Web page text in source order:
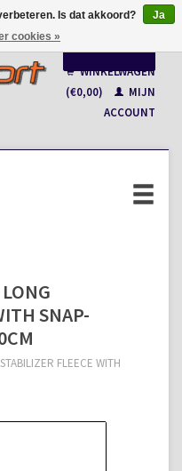
Français
WINKELWAGEN
(€0,00)
MIJN
ACCOUNT
SNAP-
FLEECE WITH
Is dat akkoord?
Ja
cookies »